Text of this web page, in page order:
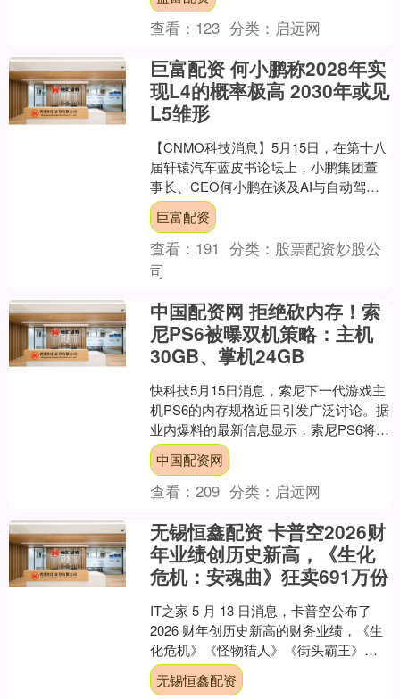
查看： 123 分类： 启远网
巨富配资 何小鹏称2028年实
现L4的概率极高 2030年或见
L5雏形
【CNMO科技消息】5月15日，在第十八
届轩辕汽车蓝皮书论坛上，小鹏集团董
事长、CEO何小鹏在谈及AI与自动驾驶
研发时，坦言自己去年才真正理解“数据
作为燃料”所....
巨富配资
查看： 191 分类： 股票配资炒股公
司
中国配资网 拒绝砍内存！索
尼PS6被曝双机策略：主机
30GB、掌机24GB
快科技5月15日消息，索尼下一代游戏主
机PS6的内存规格近日引发广泛讨论。据
业内爆料的最新信息显示，索尼PS6将采
用家用主机与掌机并行的双机型策略，
家用版坚持3....
中国配资网
查看：209 分类： 启远网
无锡恒鑫配资 卡普空2026财
年业绩创历史新高，《生化
危机：安魂曲》狂卖691万份
IT之家 5 月 13 日消息，卡普空公布了
2026 财年创历史新高的财务业绩，《生
化危机》《怪物猎人》《街头霸王》与
《鬼泣》系列持续推动公司长期增长战
略落地....
无锡恒鑫配资